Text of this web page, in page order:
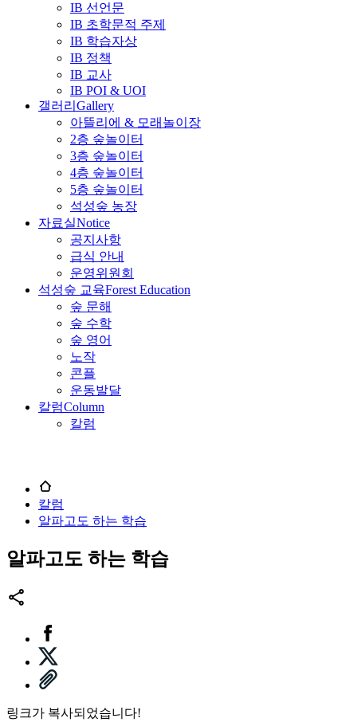
IB 선언문
IB 초학문적 주제
IB 학습자상
IB 정책
IB 교사
IB POI & UOI
갤러리 Gallery
아뜰리에 & 모래놀이장
2층 숲놀이터
3층 숲놀이터
4층 숲놀이터
5층 숲놀이터
석성숲 농장
자료실Notice
공지사항
급식 안내
운영위원회
석성숲 교육Forest Education
숲 문해
숲 수학
숲 영어
노작
콘플
운동발달
칼럼Column
칼럼
칼럼
알파고도 하는 학습
알파고도 하는 학습
링크가 복사되었습니다!